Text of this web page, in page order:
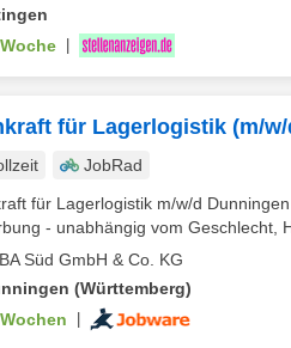
für Lagerlogistik (m/w/
JobRad
für Lagerlogistik m/w/d
- unabhängig vom Geschlecht,
Süd GmbH & Co. KG
(Württemberg)